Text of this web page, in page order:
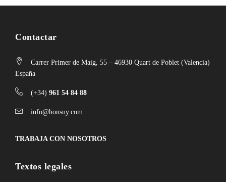
Contactar
Carrer Primer de Maig, 55 – 46930 Quart de Poblet (Valencia)
España
(+34) 961 54 84 88
info@honsuy.com
TRABAJA CON NOSOTROS
Textos legales